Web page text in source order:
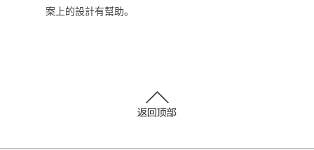
案上的設計有幫助。